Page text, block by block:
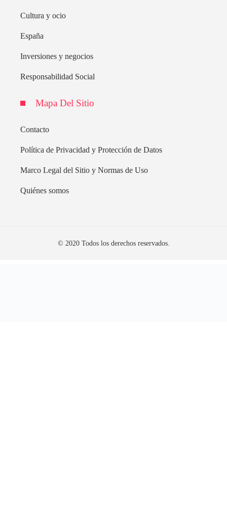
Cultura y ocio
España
Inversiones y negocios
Responsabilidad Social
Mapa Del Sitio
Contacto
Política de Privacidad y Protección de Datos
Marco Legal del Sitio y Normas de Uso
Quiénes somos
© 2020 Todos los derechos reservados.